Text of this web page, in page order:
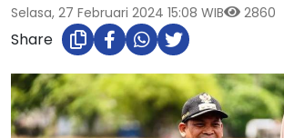
Selasa, 27 Februari 2024 15:08 WIB 2860
Share